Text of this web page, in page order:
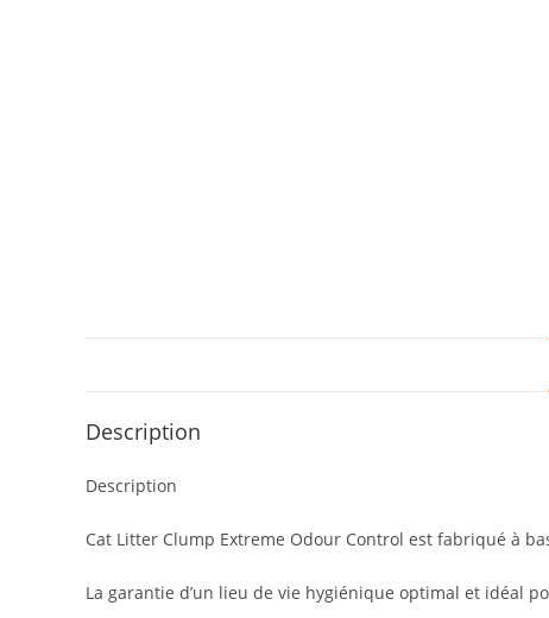
Description
Description
Cat Litter Clump Extreme Odour Control est fabriqué à
La garantie d’un lieu de vie hygiénique optimal et idéal